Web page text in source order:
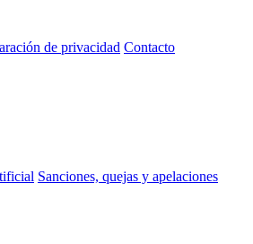
de privacidad Contacto
Sanciones, quejas y apelaciones